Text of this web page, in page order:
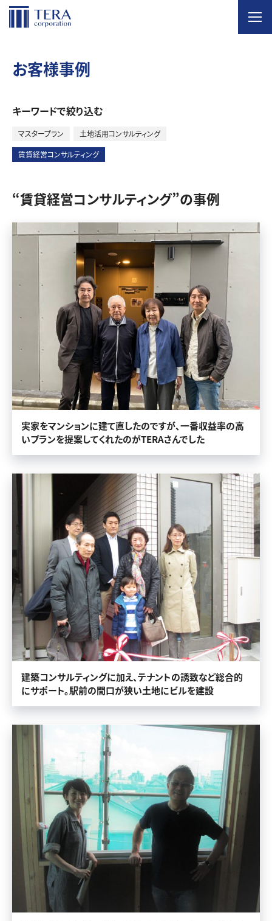
MENU
土地相続コンサルティング
不動産コンサルティング
賃貸経営・アパート経営コンサルティング
選ばれる理由
お客様事例
企業情報
ブログ
0120-787-900
無料相談・お問い合わせ
お客様事例
キーワードで絞り込む
マスタープラン
土地活用コンサルティング
賃貸経営コンサルティング
“賃貸経営コンサルティング”の事例
実家をマンションに建て直したのですが、一番収益率の高
いプランを提案してくれたのがTERAさんでした
建築コンサルティングに加え、テナントの誘致など総合的
にサポート。駅前の間口が狭い土地にビルを建設